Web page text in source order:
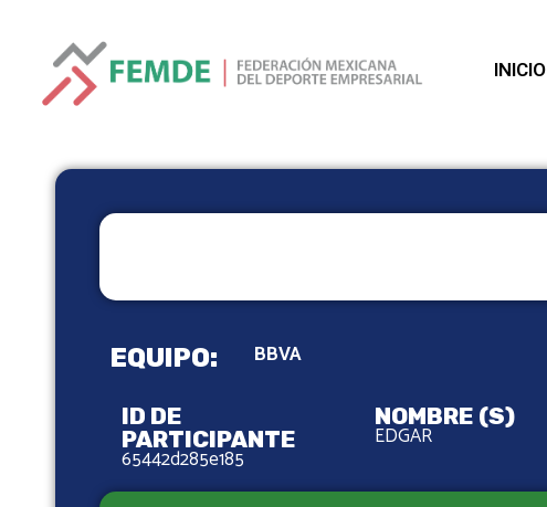
INICIO
EQUIPO: BBVA
ID DE
PARTICIPANTE
65442d285e185
NOMBRE (S)
EDGAR